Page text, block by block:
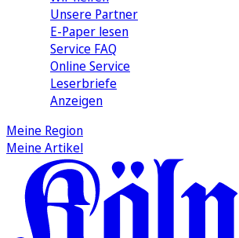
Unsere Partner
E-Paper lesen
Service FAQ
Online Service
Leserbriefe
Anzeigen
Meine Region
Meine Artikel